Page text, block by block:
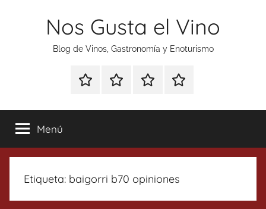
Nos Gusta el Vino
Blog de Vinos, Gastronomía y Enoturismo
Especial
Tonics
Enoturismo
Gastronomía
RankingContacto
Menú
Etiqueta: baigorri b70 opiniones